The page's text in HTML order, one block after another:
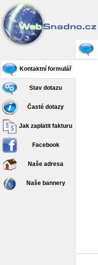
Kontaktní formulář
Stav dotazu
Časté dotazy
Jak zaplatit fakturu
Facebook
Naše adresa
Naše bannery